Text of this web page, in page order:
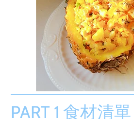
PART 1 食材清單